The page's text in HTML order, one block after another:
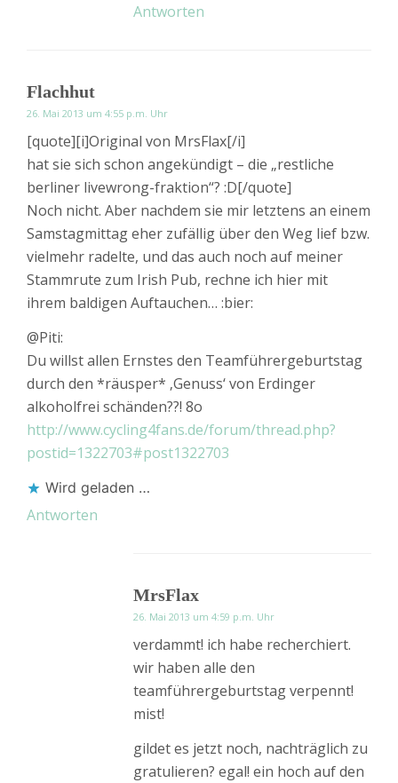
Antworten
Flachhut
26. Mai 2013 um 4:55 p.m. Uhr
[quote][i]Original von MrsFlax[/i]
hat sie sich schon angekündigt – die „restliche
berliner livewrong-fraktion“? :D[/quote]
Noch nicht. Aber nachdem sie mir letztens an einem
Samstagmittag eher zufällig über den Weg lief bzw.
vielmehr radelte, und das auch noch auf meiner
Stammrute zum Irish Pub, rechne ich hier mit
ihrem baldigen Auftauchen… :bier:
@Piti:
Du willst allen Ernstes den Teamführergeburtstag
durch den *räusper* ‚Genuss‘ von Erdinger
alkoholfrei schänden??! 8o
http://www.cycling4fans.de/forum/thread.php?
postid=1322703#post1322703
Wird geladen …
Antworten
MrsFlax
26. Mai 2013 um 4:59 p.m. Uhr
verdammt! ich habe recherchiert.
wir haben alle den
teamführergeburtstag verpennt!
mist!
gildet es jetzt noch, nachträglich zu
gratulieren? egal! ein hoch auf den